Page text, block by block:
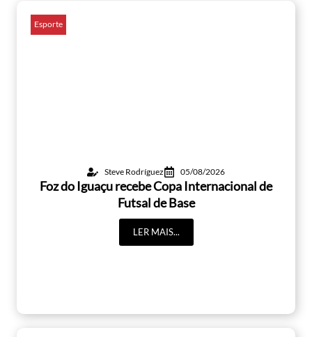
Esporte
Steve Rodríguez 05/08/2026
Foz do Iguaçu recebe Copa Internacional de
Futsal de Base
LER MAIS...